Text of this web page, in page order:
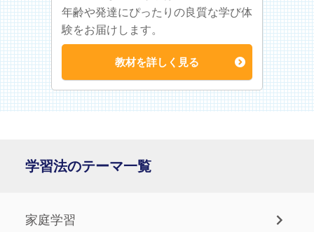
年齢や発達にぴったりの良質な学び体
験をお届けします。
教材を詳しく見る
学習法のテーマ一覧
家庭学習